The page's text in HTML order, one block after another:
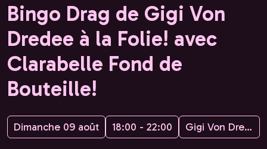
Bingo Drag de Gigi Von
Dredee à la Folie! avec
Clarabelle Fond de
Bouteille!
Dimanche 09 août 18:00 - 22:00 Gigi Von Dredee